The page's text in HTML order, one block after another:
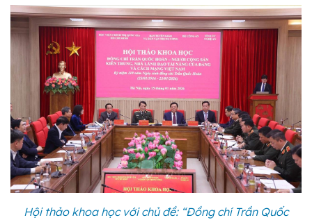
Hội thảo khoa học với chủ đề: “Đồng chí Trần Quốc